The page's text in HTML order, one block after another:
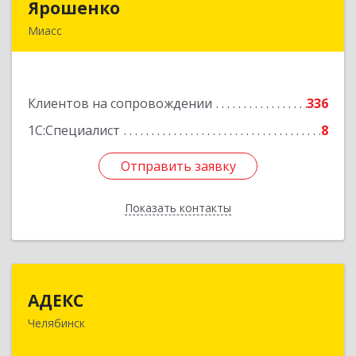
Ярошенко
Миасс
Клиентов на сопровождении
336
1С:Специалист
8
Отправить заявку
Показать контакты
Подробнее
Отправить заявку
Назад
АДЕКС
Челябинск
454080, Челябинская обл, Челябинск г, Смирных